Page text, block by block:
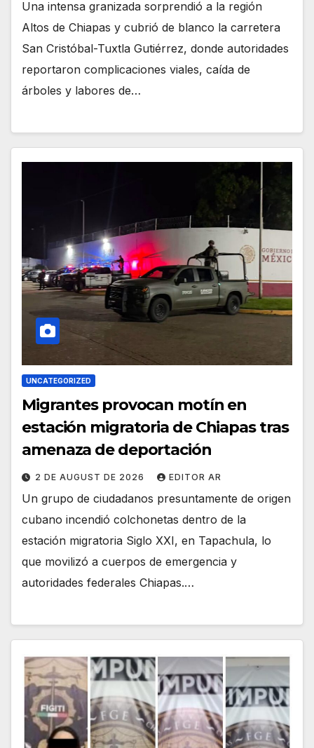
Una intensa granizada sorprendió a la región
Altos de Chiapas y cubrió de blanco la carretera
San Cristóbal-Tuxtla Gutiérrez, donde autoridades
reportaron complicaciones viales, caída de
árboles y labores de…
UNCATEGORIZED
Migrantes provocan motín en
estación migratoria de Chiapas tras
amenaza de deportación
2 DE AUGUST DE 2026 EDITOR AR
Un grupo de ciudadanos presuntamente de origen
cubano incendió colchonetas dentro de la
estación migratoria Siglo XXI, en Tapachula, lo
que movilizó a cuerpos de emergencia y
autoridades federales Chiapas.…